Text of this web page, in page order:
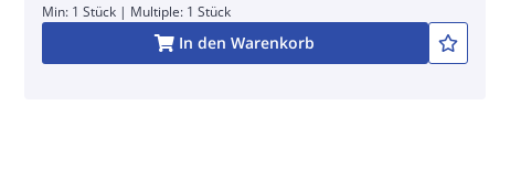
Min: 1 Stück | Multiple: 1 Stück
In den Warenkorb